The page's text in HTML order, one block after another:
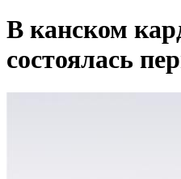
В канском
состоялась